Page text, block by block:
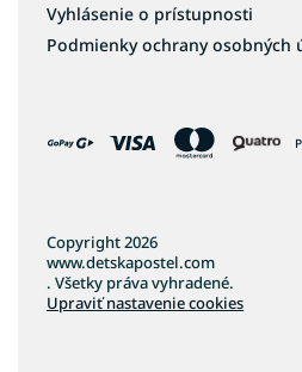
Vyhlásenie o prístupnosti
Podmienky ochrany osobných
Copyright 2026
www.detskapostel.com
. Všetky práva vyhradené.
Upraviť nastavenie cookies